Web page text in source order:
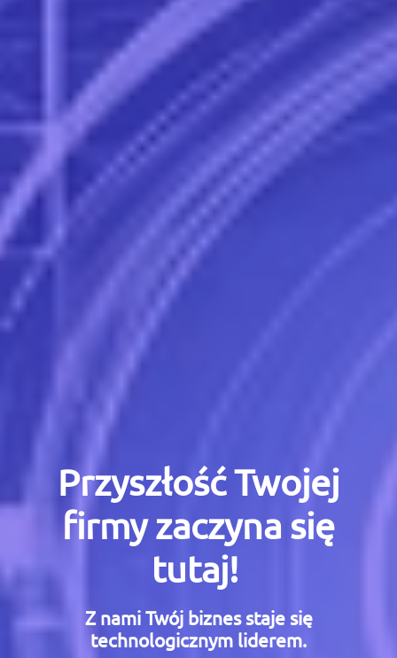
Przyszłość Twojej
firmy zaczyna się
tutaj!
Z nami Twój biznes staje się
technologicznym liderem.